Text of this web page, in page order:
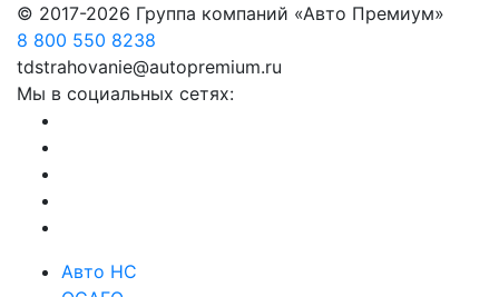
© 2017-2026 Группа компаний «Авто Премиум»
8 800 550 8238
tdstrahovanie@autopremium.ru
Мы в социальных сетях:
Авто НС